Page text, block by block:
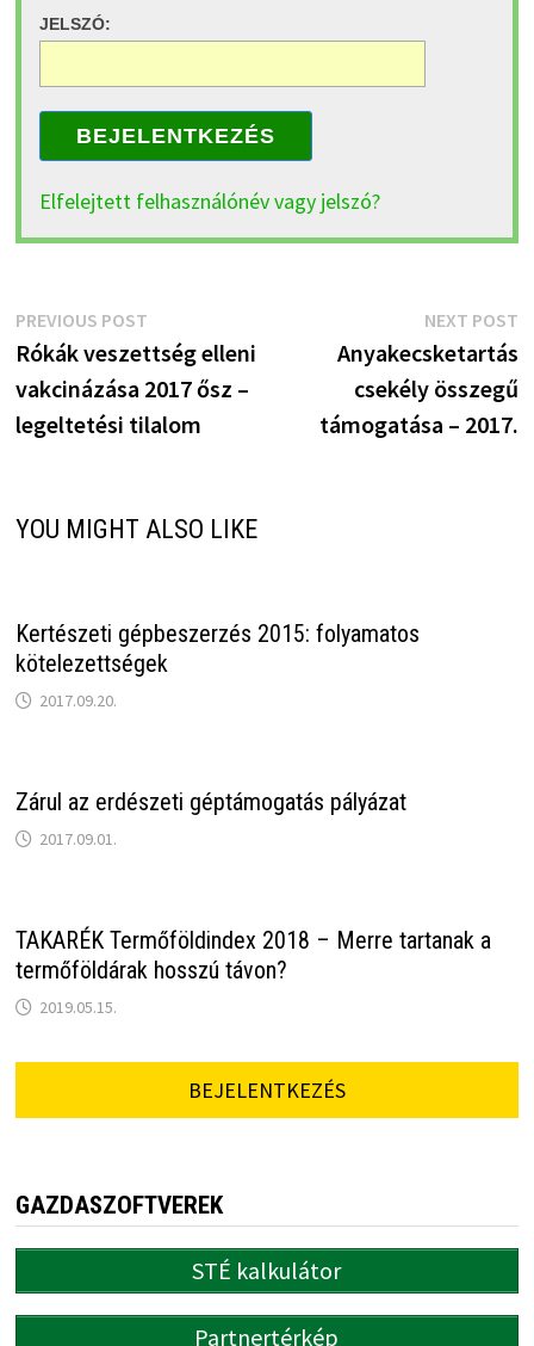
JELSZÓ:
BEJELENTKEZÉS
Elfelejtett felhasználónév vagy jelszó?
Bejegyzés
navigáció
PREVIOUS POSTPrevious
post:
Rókák veszettség elleni
vakcinázása 2017 ősz –
legeltetési tilalom
NEXT POST
Anyakecsketartás
csekély összegű
támogatása – 2017.
YOU MIGHT ALSO LIKE
Kertészeti gépbeszerzés 2015: folyamatos
kötelezettségek
2017.09.20.
Zárul az erdészeti géptámogatás pályázat
2017.09.01.
TAKARÉK Termőföldindex 2018 – Merre tartanak a
termőföldárak hosszú távon?
2019.05.15.
BEJELENTKEZÉS
GAZDASZOFTVEREK
STÉ kalkulátor
Partnertérkép